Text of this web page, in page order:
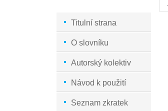
Titulní strana
O slovníku
Autorský kolektiv
Návod k použití
Seznam zkratek